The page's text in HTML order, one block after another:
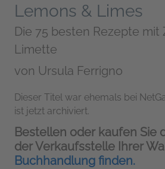
Lemons & Limes
Die 75 besten Rezepte mit
Limette
von Ursula Ferrigno
Dieser Titel war ehemals bei
ist jetzt archiviert.
Bestellen oder kaufen Sie
der Verkaufsstelle Ihrer
Buchhandlung finden.